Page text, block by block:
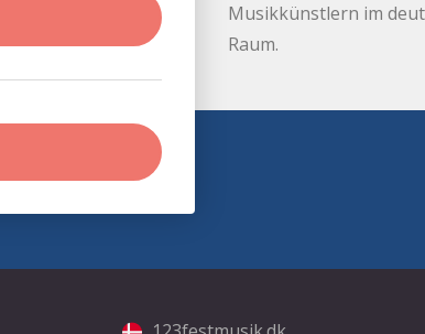
Musikkünstlern im
Raum.